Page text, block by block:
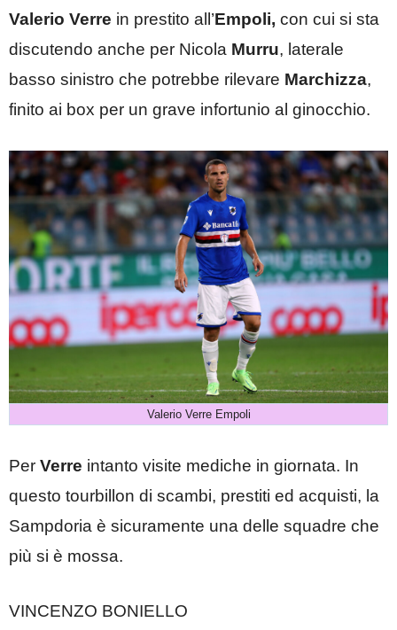
Valerio Verre in prestito all’Empoli, con cui si sta
discutendo anche per Nicola Murru, laterale
basso sinistro che potrebbe rilevare Marchizza,
finito ai box per un grave infortunio al ginocchio.
Valerio Verre Empoli
Per Verre intanto visite mediche in giornata. In
questo tourbillon di scambi, prestiti ed acquisti, la
Sampdoria è sicuramente una delle squadre che
più si è mossa.
VINCENZO BONIELLO